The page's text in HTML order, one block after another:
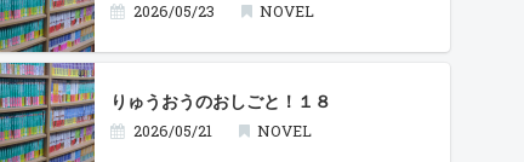
2026/05/23 NOVEL
りゅうおうのおしごと！１８
2026/05/21 NOVEL